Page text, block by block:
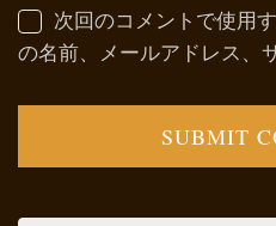
次回のコメントで使用
の名前、メールアドレス、